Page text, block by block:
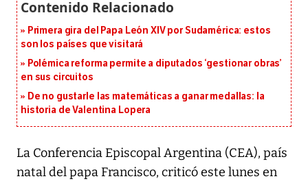
Primera gira del Papa León XIV por Sudamérica: estos
son los países que visitará
Polémica reforma permite a diputados ‘gestionar obras’
en sus circuitos
De no gustarle las matemáticas a ganar medallas: la
historia de Valentina Lopera
La Conferencia Episcopal Argentina (CEA), país
natal del papa Francisco, criticó este lunes en